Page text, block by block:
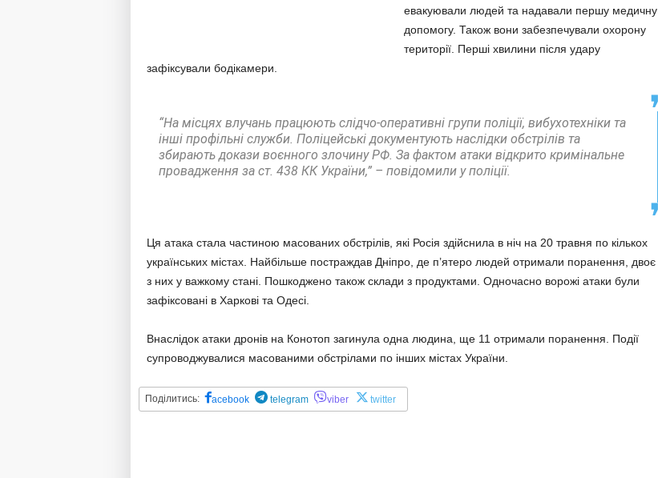
евакуювали людей та надавали першу медичну
допомогу. Також вони забезпечували охорону
території. Перші хвилини після удару
зафіксували бодікамери.
“На місцях влучань працюють слідчо-оперативні групи поліції, вибухотехніки та
інші профільні служби. Поліцейські документують наслідки обстрілів та
збирають докази воєнного злочину РФ. За фактом атаки відкрито кримінальне
провадження за ст. 438 КК України,” – повідомили у поліції.
Ця атака стала частиною масованих обстрілів, які Росія здійснила в ніч на 20 травня по кількох
українських містах. Найбільше постраждав Дніпро, де п’ятеро людей отримали поранення, двоє
з них у важкому стані. Пошкоджено також склади з продуктами. Одночасно ворожі атаки були
зафіксовані в Харкові та Одесі.
Внаслідок атаки дронів на Конотоп загинула одна людина, ще 11 отримали поранення. Події
супроводжувалися масованими обстрілами по інших містах України.
Поділитись: acebook telegram viber twitter